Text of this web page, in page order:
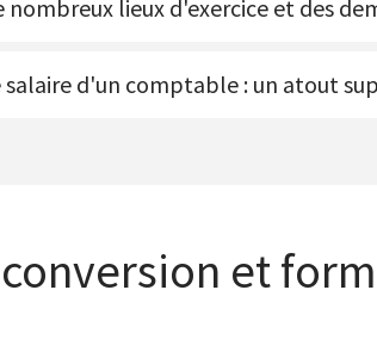
nombreux lieux d'exercice et des
salaire d'un comptable : un atout
et